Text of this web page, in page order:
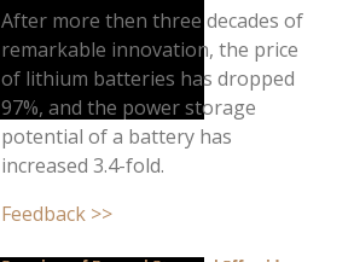
After more then three decades of
remarkable innovation, the price
of lithium batteries has dropped
97%, and the power storage
potential of a battery has
increased 3.4-fold.
Feedback >>